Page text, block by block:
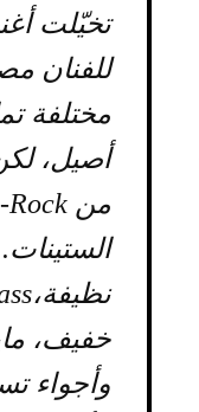
تخيّلت
للفنان
مختلفة
أصيل،
خفيف،
وأجواء